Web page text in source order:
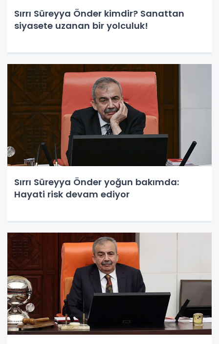
Sırrı Süreyya Önder kimdir? Sanattan
siyasete uzanan bir yolculuk!
Sırrı Süreyya Önder yoğun bakımda:
Hayati risk devam ediyor